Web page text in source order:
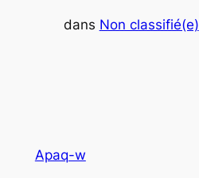
dans Non classifié(e)
Apaq-w